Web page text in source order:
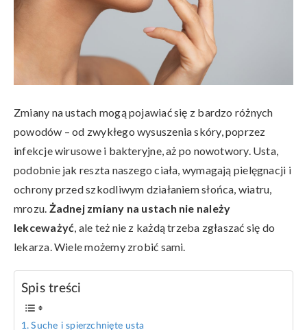
Zmiany na ustach mogą pojawiać się z bardzo różnych
powodów – od zwykłego wysuszenia skóry, poprzez
infekcje wirusowe i bakteryjne, aż po nowotwory. Usta,
podobnie jak reszta naszego ciała, wymagają pielęgnacji i
ochrony przed szkodliwym działaniem słońca, wiatru,
mrozu. Żadnej zmiany na ustach nie należy
lekceważyć, ale też nie z każdą trzeba zgłaszać się do
lekarza. Wiele możemy zrobić sami.
Spis treści
Suche i spierzchnięte usta